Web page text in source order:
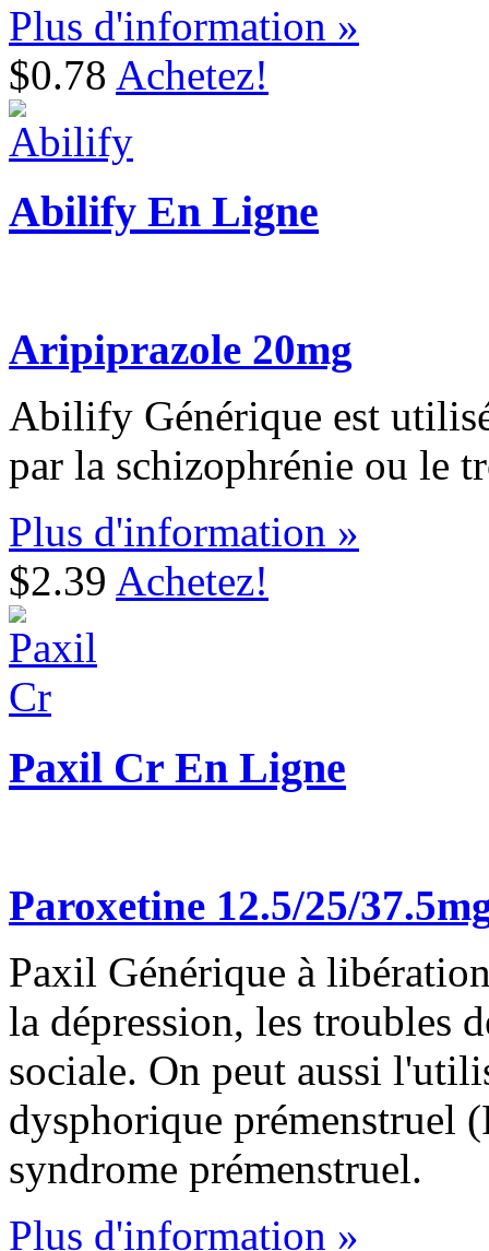
Plus d'information »
$0.78 Achetez!
Abilify En Ligne
Aripiprazole 20mg
Abilify Générique est
par la schizophrénie ou le
Plus d'information »
$2.39 Achetez!
Paxil Cr En Ligne
Paroxetine 12.5/25/
Paxil Générique à
la dépression, les troubles
sociale. On peut aussi
dysphorique prémenstruel
syndrome prémenstruel.
Plus d'information »